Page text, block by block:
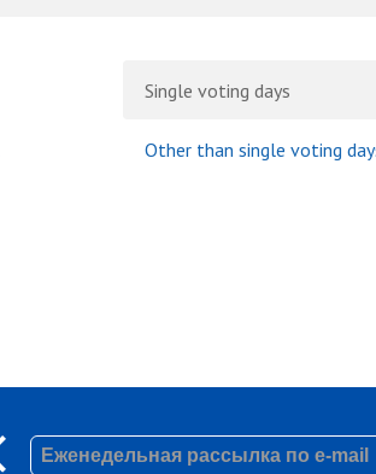
Single voting days
Other than single voting